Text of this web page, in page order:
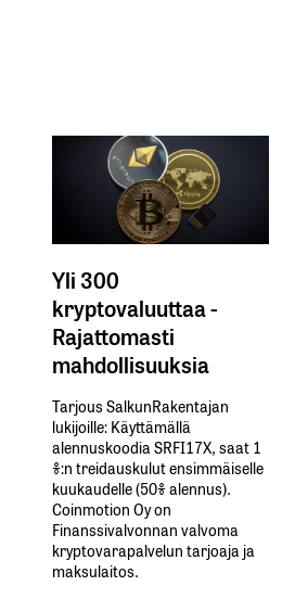
Yli 300
kryptovaluuttaa -
Rajattomasti
mahdollisuuksia
Tarjous SalkunRakentajan
lukijoille: Käyttämällä​ ​
alennuskoodia​ ​SRFI17X,​ ​saat​ ​1
%:n treidauskulut​ ​ensimmäiselle​ ​
kuukaudelle​ ​(50%​ ​alennus).
Coinmotion Oy on
Finanssivalvonnan valvoma
kryptovarapalvelun tarjoaja ja
maksulaitos.